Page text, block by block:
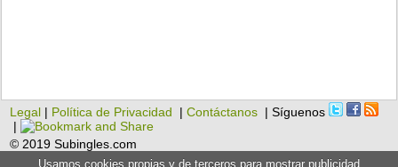
Legal | Política de Privacidad |Contáctanos | Síguenos
|
© 2019 Subingles.com
Usamos cookies propias y de terceros para mostrar publicidad